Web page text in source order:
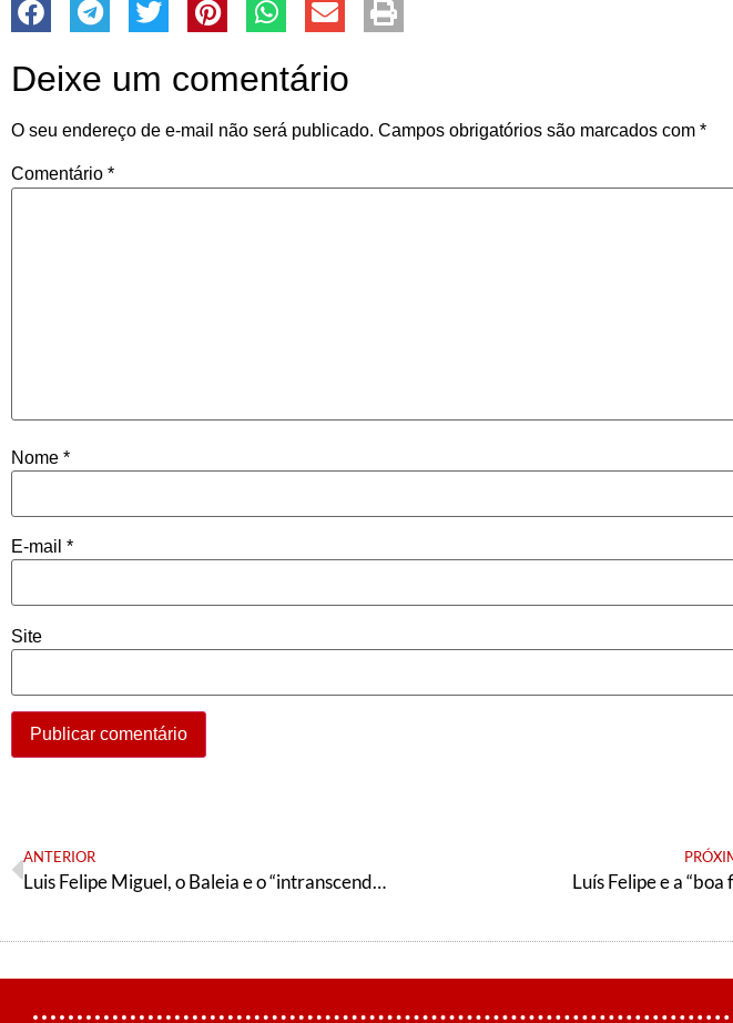
Deixe um comentário
O seu endereço de e-mail não será publicado. Campos obrigatórios são marcados com *
Comentário *
Nome *
E-mail *
Site
ANTERIOR
Luis Felipe Miguel, o Baleia e o “intranscendente” Luís Felipe e a “boa